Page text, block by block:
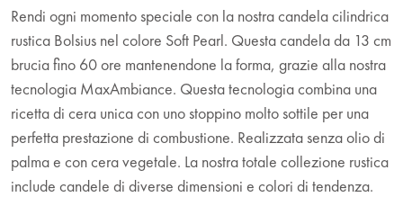
Rendi ogni momento speciale con la nostra candela cilindrica
rustica Bolsius nel colore Soft Pearl. Questa candela da 13 cm
brucia fino 60 ore mantenendone la forma, grazie alla nostra
tecnologia MaxAmbiance. Questa tecnologia combina una
ricetta di cera unica con uno stoppino molto sottile per una
perfetta prestazione di combustione. Realizzata senza olio di
palma e con cera vegetale. La nostra totale collezione rustica
include candele di diverse dimensioni e colori di tendenza.